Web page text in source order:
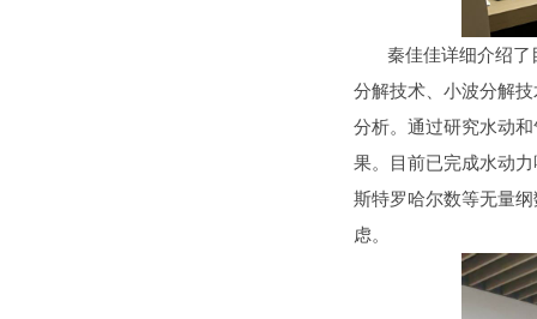
秦佳佳详细介绍了目
分解技术、小波分解
分析。通过研究水动
果。目前已完成水动
斯特罗哈尔数等无量
虑。